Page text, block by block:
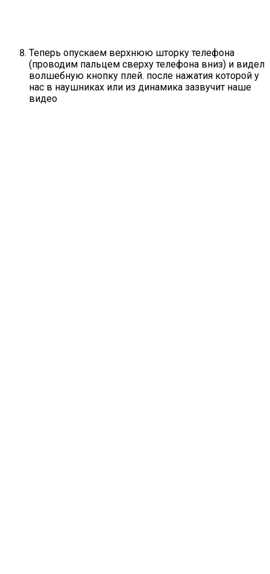
Теперь опускаем верхнюю шторку телефона
(проводим пальцем сверху телефона вниз) и видел
волшебную кнопку плей. после нажатия которой у
нас в наушниках или из динамика зазвучит наше
видео